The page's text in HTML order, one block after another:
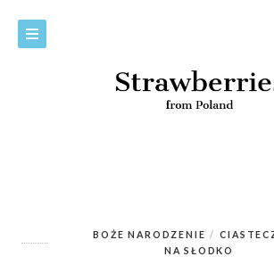
BOŻE NARODZENIE
NA SŁODKO